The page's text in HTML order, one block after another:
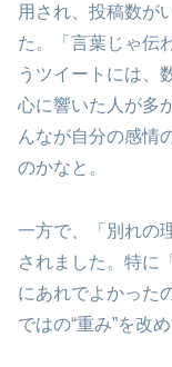
用され、投稿数が
た。「言葉じゃ伝
うツイートには、
心に響いた人が多
んなが自分の感情
のかなと。
一方で、「別れの
されました。特に
にあれでよかった
ではの“重み”を改